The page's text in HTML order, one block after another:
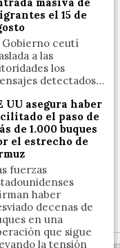
2026. Todos los Derechos
el 15 de
Gobierno ceutí
a las
los
detectados…
UU asegura haber
el paso de
de 1.000 buques
el estrecho de
fuerzas
haber
decenas de
en una
que sigue
la tensión